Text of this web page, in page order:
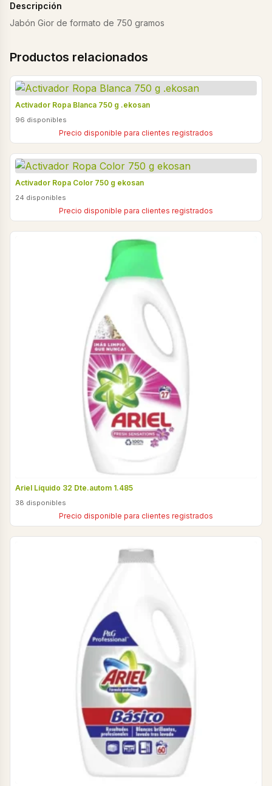
Descripción
Jabón Gior de formato de 750 gramos
Productos relacionados
Activador Ropa Blanca 750 g .ekosan
96 disponibles
Precio disponible para clientes registrados
Activador Ropa Color 750 g ekosan
24 disponibles
Precio disponible para clientes registrados
Ariel Líquido 32 Dte.autom 1.485
38 disponibles
Precio disponible para clientes registrados